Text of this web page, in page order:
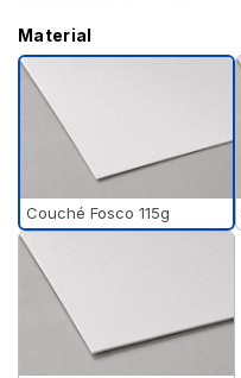
Material
Couché Fosco 115g